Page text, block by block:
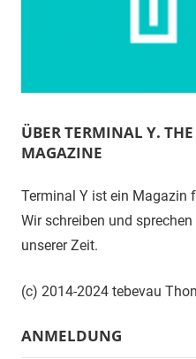
ÜBER TERMINAL Y.
MAGAZINE
Terminal Y ist ein Magazin
Wir schreiben und
unserer Zeit.
(c) 2014-2024 tebevau
ANMELDUNG